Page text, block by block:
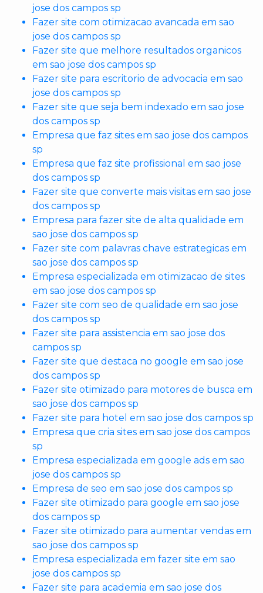
jose dos campos sp
Fazer site com otimizacao avancada em sao
jose dos campos sp
Fazer site que melhore resultados organicos
em sao jose dos campos sp
Fazer site para escritorio de advocacia em sao
jose dos campos sp
Fazer site que seja bem indexado em sao jose
dos campos sp
Empresa que faz sites em sao jose dos campos
sp
Empresa que faz site profissional em sao jose
dos campos sp
Fazer site que converte mais visitas em sao jose
dos campos sp
Empresa para fazer site de alta qualidade em
sao jose dos campos sp
Fazer site com palavras chave estrategicas em
sao jose dos campos sp
Empresa especializada em otimizacao de sites
em sao jose dos campos sp
Fazer site com seo de qualidade em sao jose
dos campos sp
Fazer site para assistencia em sao jose dos
campos sp
Fazer site que destaca no google em sao jose
dos campos sp
Fazer site otimizado para motores de busca em
sao jose dos campos sp
Fazer site para hotel em sao jose dos campos sp
Empresa que cria sites em sao jose dos campos
sp
Empresa especializada em google ads em sao
jose dos campos sp
Empresa de seo em sao jose dos campos sp
Fazer site otimizado para google em sao jose
dos campos sp
Fazer site otimizado para aumentar vendas em
sao jose dos campos sp
Empresa especializada em fazer site em sao
jose dos campos sp
Fazer site para academia em sao jose dos